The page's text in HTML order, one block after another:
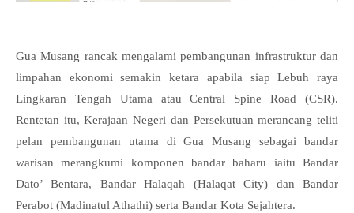
Gua Musang rancak mengalami pembangunan infrastruktur dan
limpahan ekonomi semakin ketara apabila siap Lebuh raya
Lingkaran Tengah Utama atau Central Spine Road (CSR).
Rentetan itu, Kerajaan Negeri dan Persekutuan merancang teliti
pelan pembangunan utama di Gua Musang sebagai bandar
warisan merangkumi komponen bandar baharu iaitu Bandar
Dato’ Bentara, Bandar Halaqah (Halaqat City) dan Bandar
Perabot (Madinatul Athathi) serta Bandar Kota Sejahtera.